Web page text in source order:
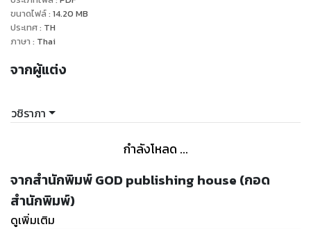
ขนาดไฟล์: 14.20 MB
ประเทศ: TH
ภาษา : Thai
จากผู้แต่ง
วชิราภา
กำลังโหลด ...
จากสำนักพิมพ์ GOD publishing house (กอด
สำนักพิมพ์)
ดูเพิ่มเติม